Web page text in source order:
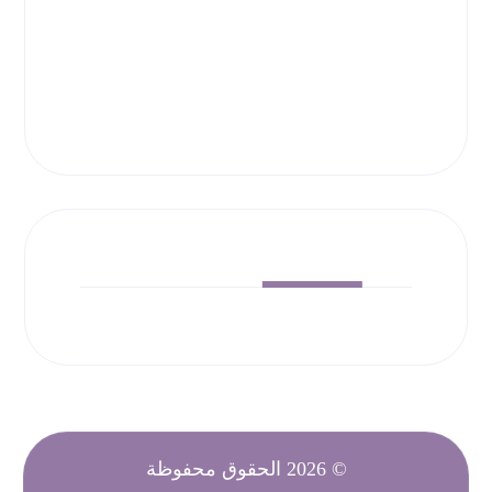
© 2026 الحقوق محفوظة